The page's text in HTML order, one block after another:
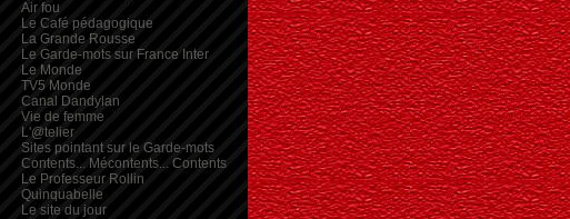
Air fou
Le Café pédagogique
La Grande Rousse
Le Garde-mots sur France Inter
Le Monde
TV5 Monde
Canal Dandylan
Vie de femme
L'@telier
Sites pointant sur le Garde-mots
Contents... Mécontents... Contents
Le Professeur Rollin
Quinquabelle
Le site du jour